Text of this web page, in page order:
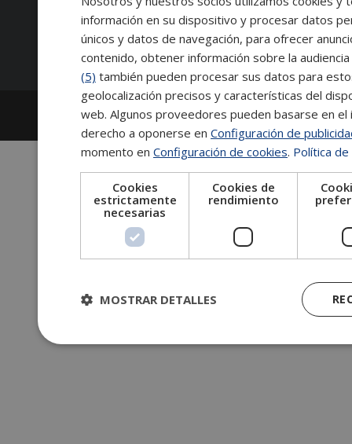
Síguenos:
2026
Escuela de Posgrado de Salamanca
Información legal
Tablón de anuncios
información en su dispositivo y procesar datos
únicos y datos de navegación, para ofrecer
contenido, obtener información sobre la
(5) también pueden procesar sus datos para
geolocalización precisos y características del
web. Algunos proveedores pueden basarse en
derecho a oponerse en Configuración de
momento en Configuración de cookies. Política
Cookies
estrictamente
necesarias
Cookies de
rendimiento
MOSTRAR DETALLES